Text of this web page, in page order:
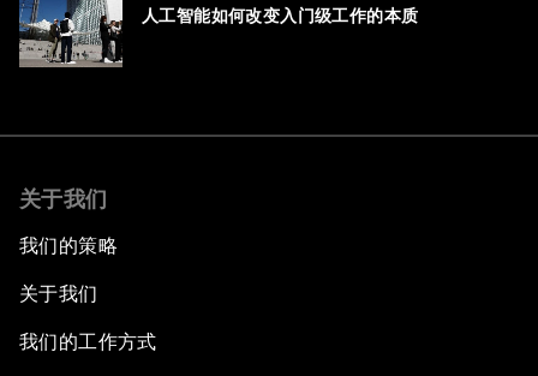
人工智能如何改变入门级工作的本质
关于我们
我们的策略
关于我们
我们的工作方式